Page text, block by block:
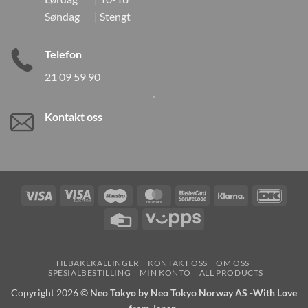
Søndag | Stengt
Telefon
21 09 59 90
Kontakt oss
Visa
Visa
Maestro MasterCardMasterCardKlarna
Credit
Vipps
TILBAKEKALLINGER KONTAKT OSS
OM OSS
SPESIALBESTILLING
MIN KONTO ALL PRODUCTS
Copyright 2026 © Neo Tokyo by Neo Tokyo Norway AS -With Love